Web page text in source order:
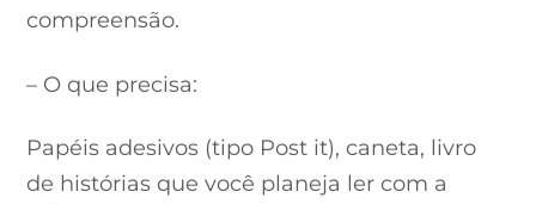
compreensão.
– O que precisa:
Papéis adesivos (tipo Post it), caneta, livro
de histórias que você planeja ler com a